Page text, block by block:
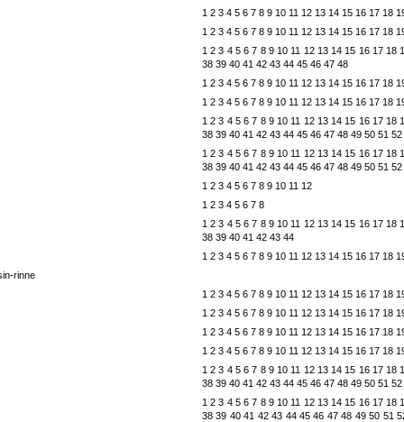
1 2 3 4 5 6 7 8 9 10 11 12 13 14 15 16 17 18
1 2 3 4 5 6 7 8 9 10 11 12 13 14 15 16 17 18
1 2 3 4 5 6 7 8 9 10 11 12 13 14 15 16 17 18
38 39 40 41 42 43 44 45 46 47 48
1 2 3 4 5 6 7 8 9 10 11 12 13 14 15 16 17 18
1 2 3 4 5 6 7 8 9 10 11 12 13 14 15 16 17 18
1 2 3 4 5 6 7 8 9 10 11 12 13 14 15 16 17 18
38 39 40 41 42 43 44 45 46 47 48 49 50 51 52
1 2 3 4 5 6 7 8 9 10 11 12 13 14 15 16 17 18
38 39 40 41 42 43 44 45 46 47 48 49 50 51 52
1 2 3 4 5 6 7 8 9 10 11 12
1 2 3 4 5 6 7 8
1 2 3 4 5 6 7 8 9 10 11 12 13 14 15 16 17 18
38 39 40 41 42 43 44
1 2 3 4 5 6 7 8 9 10 11 12 13 14 15 16 17 18
rinne
1 2 3 4 5 6 7 8 9 10 11 12 13 14 15 16 17 18
1 2 3 4 5 6 7 8 9 10 11 12 13 14 15 16 17 18
1 2 3 4 5 6 7 8 9 10 11 12 13 14 15 16 17 18
1 2 3 4 5 6 7 8 9 10 11 12 13 14 15 16 17 18
1 2 3 4 5 6 7 8 9 10 11 12 13 14 15 16 17 18
38 39 40 41 42 43 44 45 46 47 48 49 50 51 52
1 2 3 4 5 6 7 8 9 10 11 12 13 14 15 16 17 18
38 39 40 41 42 43 44 45 46 47 48 49 50 51